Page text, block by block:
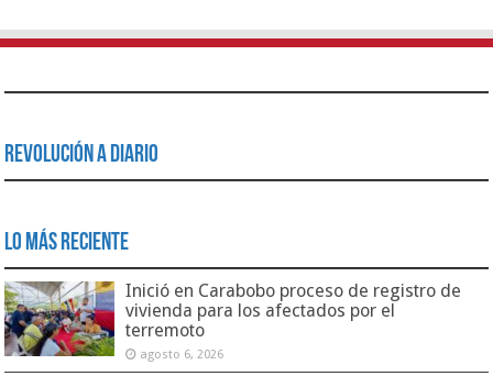
Revolución a Diario
Lo Más Reciente
Inició en Carabobo proceso de registro de
vivienda para los afectados por el
terremoto
agosto 6, 2026